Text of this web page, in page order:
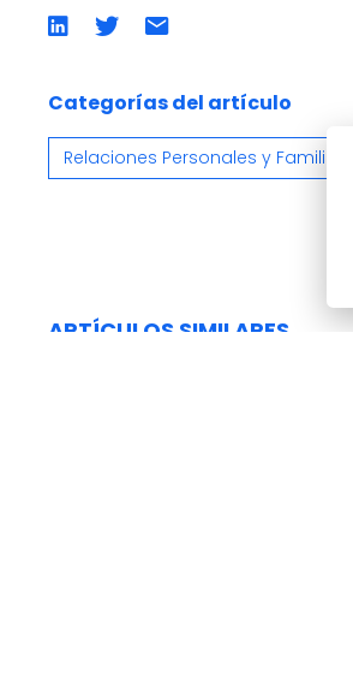
Compartir
en
Compartir
en
Compartir
por
email
Categorías del artículo
Relaciones Personales y Familiares
ARTÍCULOS SIMILARES